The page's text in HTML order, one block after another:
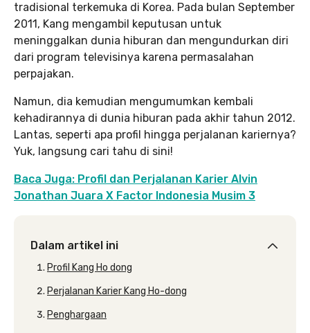
tradisional terkemuka di Korea. Pada bulan September
2011, Kang mengambil keputusan untuk
meninggalkan dunia hiburan dan mengundurkan diri
dari program televisinya karena permasalahan
perpajakan.
Namun, dia kemudian mengumumkan kembali
kehadirannya di dunia hiburan pada akhir tahun 2012.
Lantas, seperti apa profil hingga perjalanan kariernya?
Yuk, langsung cari tahu di sini!
Baca Juga: Profil dan Perjalanan Karier Alvin
Jonathan Juara X Factor Indonesia Musim 3
Dalam artikel ini
Profil Kang Ho dong
Perjalanan Karier Kang Ho-dong
Penghargaan